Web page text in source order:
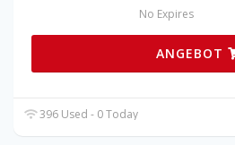
No Expires
ANGEBOT
396 Used - 0 Today